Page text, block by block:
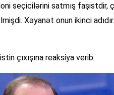
seçicilərini satmış faşistdir,
Xəyanət onun ikinci
çıxışına reaksiya verib.
Video
29 İyul